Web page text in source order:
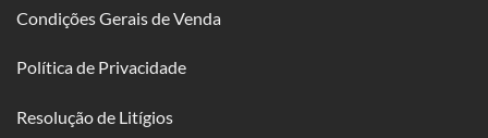
Condições Gerais de Venda
Política de Privacidade
Resolução de Litígios